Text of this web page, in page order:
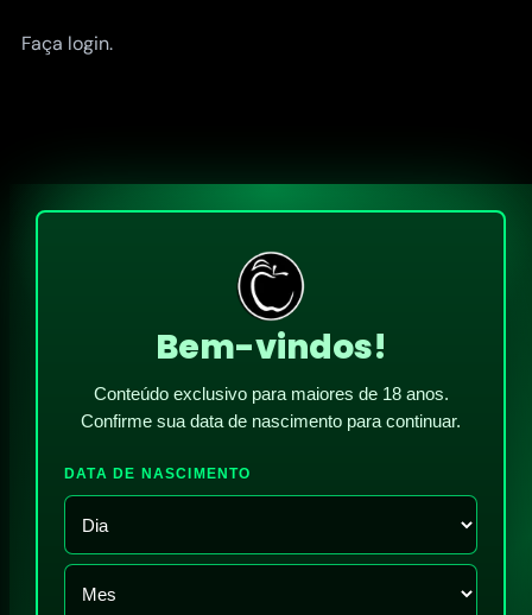
Faça login.
Bem-vindos!
Conteúdo exclusivo para maiores de 18 anos.
Confirme sua data de nascimento para continuar.
DATA DE NASCIMENTO